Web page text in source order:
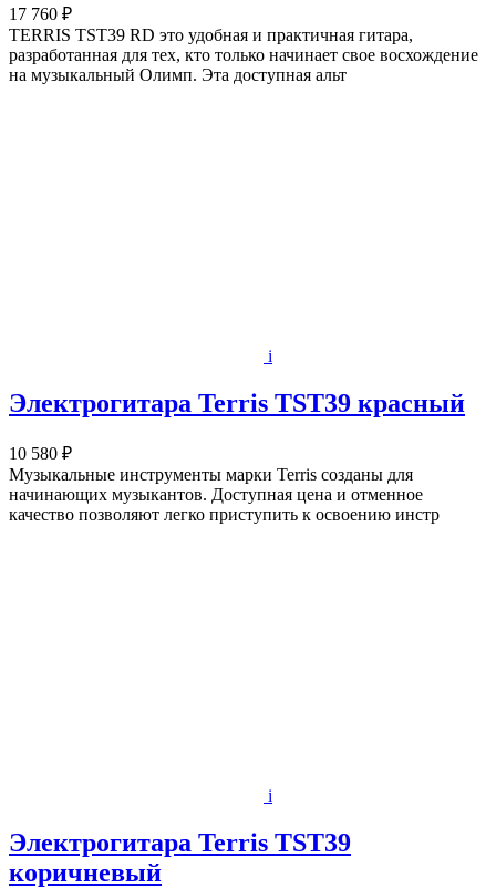
17 760 ₽
TERRIS TST39 RD это удобная и практичная гитара,
разработанная для тех, кто только начинает свое восхождение
на музыкальный Олимп. Эта доступная альт
i
Электрогитара Terris TST39 красный
10 580 ₽
Музыкальные инструменты марки Terris созданы для
начинающих музыкантов. Доступная цена и отменное
качество позволяют легко приступить к освоению инстр
i
Электрогитара Terris TST39
коричневый